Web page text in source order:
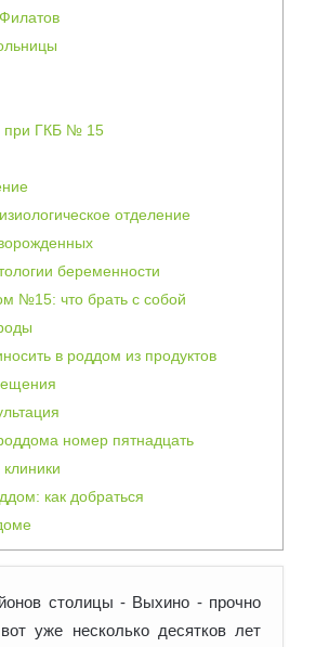
при ГКБ № 15
отделение
беременности
№15: что брать с собой
в роддом из продуктов
номер пятнадцать
как добраться
столицы - Выхино - прочно
уже несколько десятков лет